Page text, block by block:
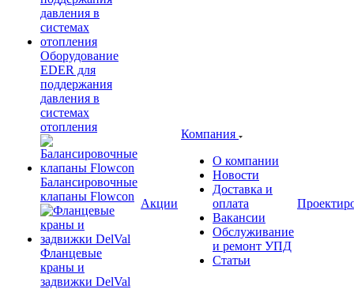
Оборудование
EDER для
поддержания
давления в
системах
отопления
Балансировочные
клапаны Flowcon
Фланцевые
краны и
задвижки DelVal
Акции
Компания
О компании
Новости
Доставка и
оплата
Вакансии
Обслуживание
и ремонт УПД
Статьи